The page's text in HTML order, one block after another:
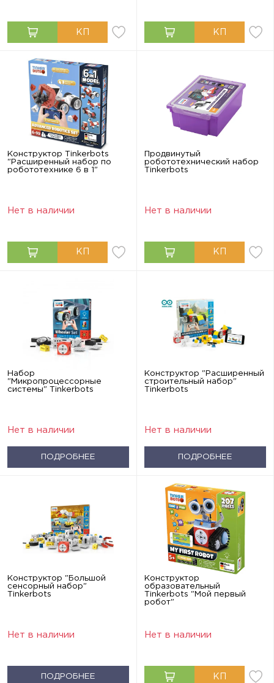
Конструктор Tinkerbots
"Расширенный набор по
робототехнике 6 в 1"
Нет в наличии
Продвинутый
робототехнический набор
Tinkerbots
Нет в наличии
Набор
"Микропроцессорные
системы" Tinkerbots
Нет в наличии
ПОДРОБНЕЕ
Конструктор "Расширенный
строительный набор"
Tinkerbots
Нет в наличии
ПОДРОБНЕЕ
Конструктор "Большой
сенсорный набор"
Tinkerbots
Нет в наличии
ПОДРОБНЕЕ
Конструктор
образовательный
Tinkerbots "Мой первый
робот"
Нет в наличии